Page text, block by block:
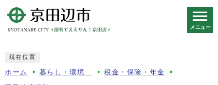
メニュー
現在位置
ホーム 暮らし・環境 税金・保険・年金